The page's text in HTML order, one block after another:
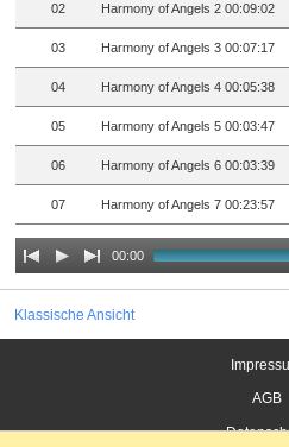
02 Harmony of Angels 2 00:09:02
03 Harmony of Angels 3 00:07:17
04 Harmony of Angels 4 00:05:38
05 Harmony of Angels 5 00:03:47
06 Harmony of Angels 6 00:03:39
07 Harmony of Angels 7 00:23:57
00:00
Klassische Ansicht
AGB